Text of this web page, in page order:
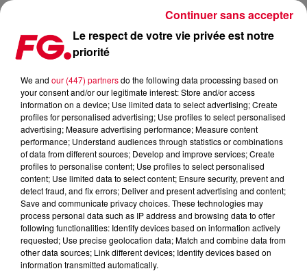
FG MIX DANCE : ILLENIUM
Le respect de votre vie privée est notre
priorité
We and our (447) partnersdo the following data processing based on
your consent and/or our legitimate interest: Store and/or access
information on a device; Use limited data to select advertising; Create
profiles for personalised advertising; Use profiles to select personalised
advertising; Measure advertising performance; Measure content
performance; Understand audiences through statistics or combinations
of data from different sources; Develop and improve services; Create
profiles to personalise content; Use profiles to select personalised
content; Use limited data to select content; Ensure security, prevent and
detect fraud, and fix errors; Deliver and present advertising and content;
Save and communicate privacy choices. These technologies may
process personal data such as IP address and browsing data to offer
following functionalities: Identify devices based on information actively
requested; Use precise geolocation data; Match and combine data from
other data sources; Link different devices; Identify devices based on
information transmitted automatically.
Continuer sans accepter